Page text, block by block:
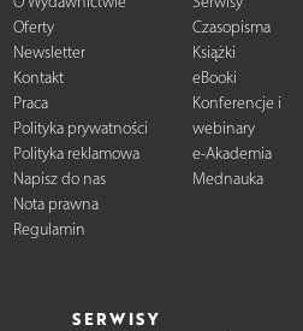
Oferty
Newsletter
Kontakt
Praca
Polityka prywatności
Polityka reklamowa
Napisz do nas
Nota prawna
Regulamin
Czasopisma
Książki
eBooki
Konferencje i
webinary
e-Akademia
Mednauka
SERWISY